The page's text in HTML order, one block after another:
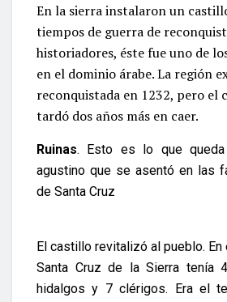
En la sierra instalaron un
tiempos de guerra de
historiadores, éste fue uno de
en el dominio árabe. La región
reconquistada en 1232, pero el
tardó dos años más en caer.
Ruinas. Esto es lo que
agustino que se asentó en las
de Santa Cruz
El castillo revitalizó al pueblo.
Santa Cruz de la Sierra tenía
hidalgos y 7 clérigos. Era el